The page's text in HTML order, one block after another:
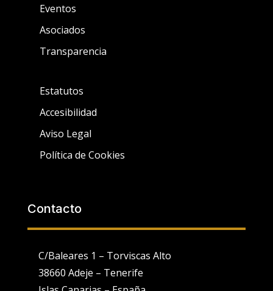
Eventos
Asociados
Transparencia
Estatutos
Accesibilidad
Aviso Legal
Política de Cookies
Contacto
C/Baleares 1 – Torviscas Alto
38660 Adeje – Tenerife